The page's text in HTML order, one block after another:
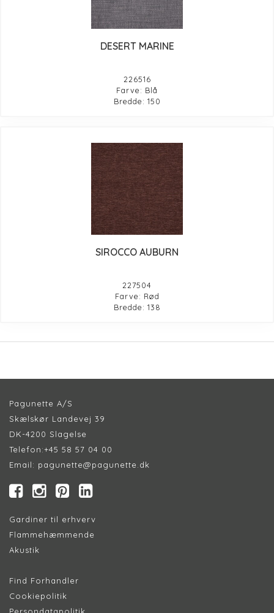
DESERT MARINE
226516
Farve: Blå
Bredde: 150
SIROCCO AUBURN
227504
Farve: Rød
Bredde: 138
Pagunette A/S
Skælskør Landevej 39
DK-4200 Slagelse
Telefon:+45 58 57 04 00
Email: pagunette@pagunette.dk
Gardiner til erhverv
Flammehæmmende
Akustik
Find Forhandler
Cookiepolitik